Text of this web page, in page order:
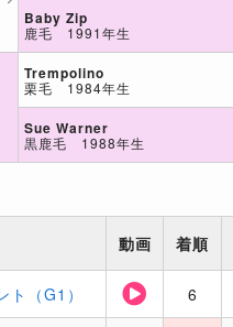
Baby Zip
鹿毛 1991年生
Trempolino
栗毛 1984年生
Sue Warner
黒鹿毛 1988年生
動画 着順
（G1） 6